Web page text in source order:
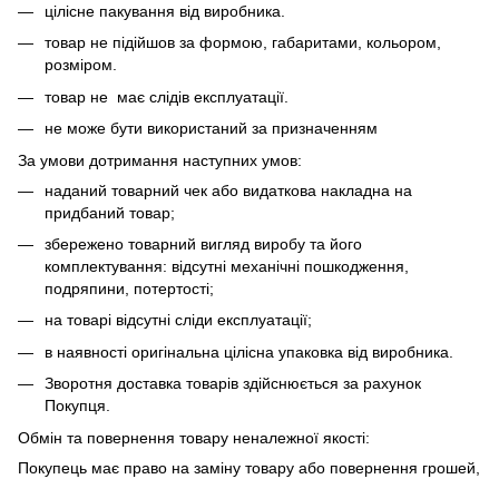
цілісне пакування від виробника.
товар не підійшов за формою, габаритами, кольором,
розміром.
товар не має слідів експлуатації.
не може бути використаний за призначенням
За умови дотримання наступних умов:
наданий товарний чек або видаткова накладна на
придбаний товар;
збережено товарний вигляд виробу та його
комплектування: відсутні механічні пошкодження,
подряпини, потертості;
на товарі відсутні сліди експлуатації;
в наявності оригінальна цілісна упаковка від виробника.
Зворотня доставка товарів здійснюється за рахунок
Покупця.
Обмін та повернення товару неналежної якості:
Покупець має право на заміну товару або повернення грошей,